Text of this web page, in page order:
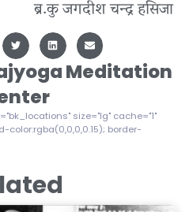
ब्र.कु जगदीश चन्द्र हसिजा
Meditation
size="lg" cache="1"
color:rgba(0,0,0,0.15); border-